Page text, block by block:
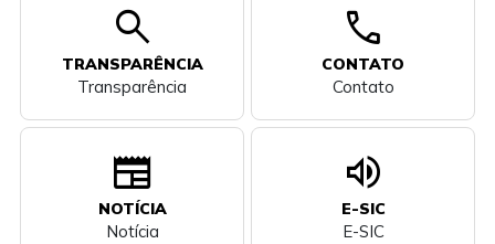
search
TRANSPARÊNCIA
Transparência
call
CONTATO
Contato
newspaper
NOTÍCIA
Notícia
volume_up
E-SIC
E-SIC